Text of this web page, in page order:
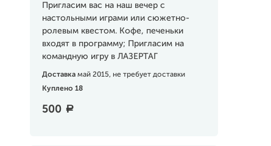
Пригласим вас на наш вечер с
настольными играми или сюжетно-
ролевым квестом. Кофе, печеньки
входят в программу; Пригласим на
командную игру в ЛАЗЕРТАГ
Доставка май 2015, не требует доставки
Куплено 18
500 a